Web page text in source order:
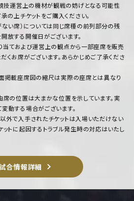
競技運営上の機材が観戦の妨げとなる可能性
の上チケットをご購入ください。
ない席）については同じ席種の前列部分の残
放する開催日がございます。
当ておよび運営上の観点から一部座席を販売
くお席がございます。あらかじめご了承くださ
掲載座席図の縮尺は実際の座席とは異なり
席の位置は大まかな位置を示しています。実
動する場合がございます。
外で入手されたチケットは入場いただけない
ットに起因するトラブル発生時の対応はいたし
合情報詳細